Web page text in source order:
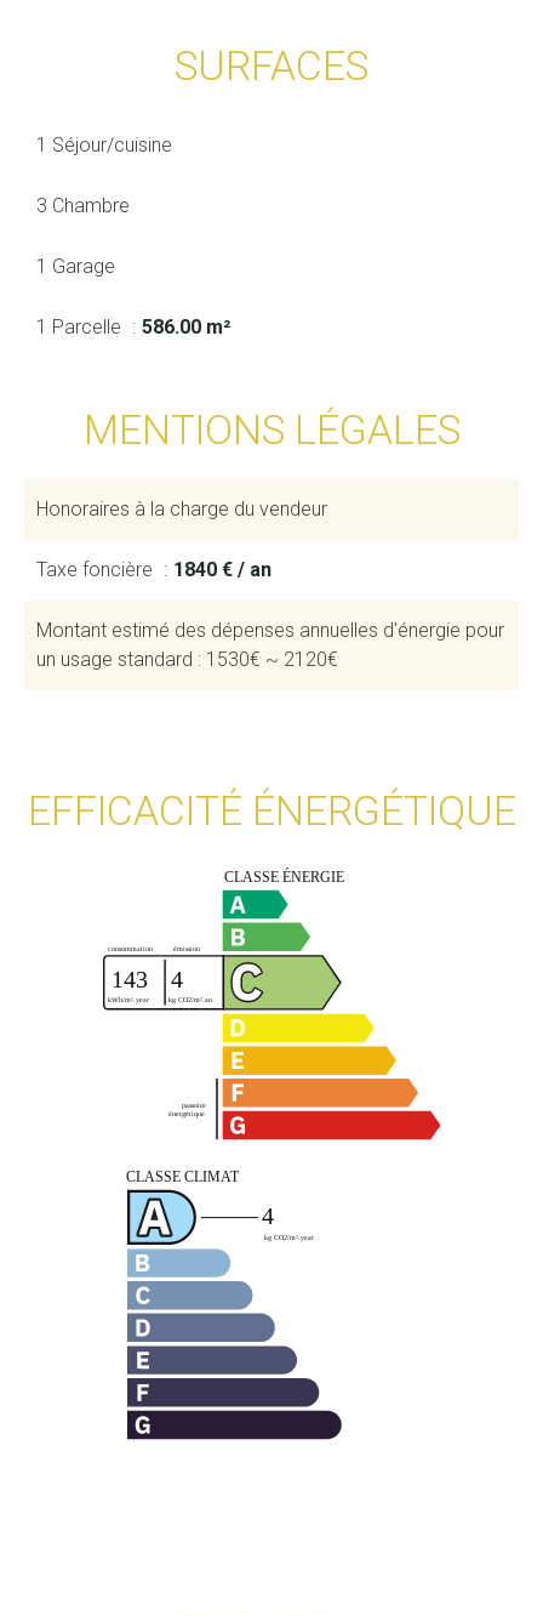
SURFACES
1 Séjour/cuisine
3 Chambre
1 Garage
1 Parcelle 586.00 m²
MENTIONS LÉGALES
Honoraires à la charge du vendeur
Taxe foncière 1840 € / an
Montant estimé des dépenses annuelles d'énergie pour
un usage standard : 1530€ ~ 2120€
EFFICACITÉ ÉNERGÉTIQUE